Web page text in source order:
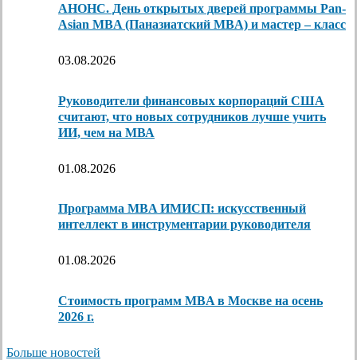
АНОНС. День открытых дверей программы Pan-
Asian MBA (Паназиатский MBA) и мастер – класс
03.08.2026
Руководители финансовых корпораций США
считают, что новых сотрудников лучше учить
ИИ, чем на МВА
01.08.2026
Программа MBA ИМИСП: искусственный
интеллект в инструментарии руководителя
01.08.2026
Стоимость программ MBA в Москве на осень
2026 г.
Больше новостей